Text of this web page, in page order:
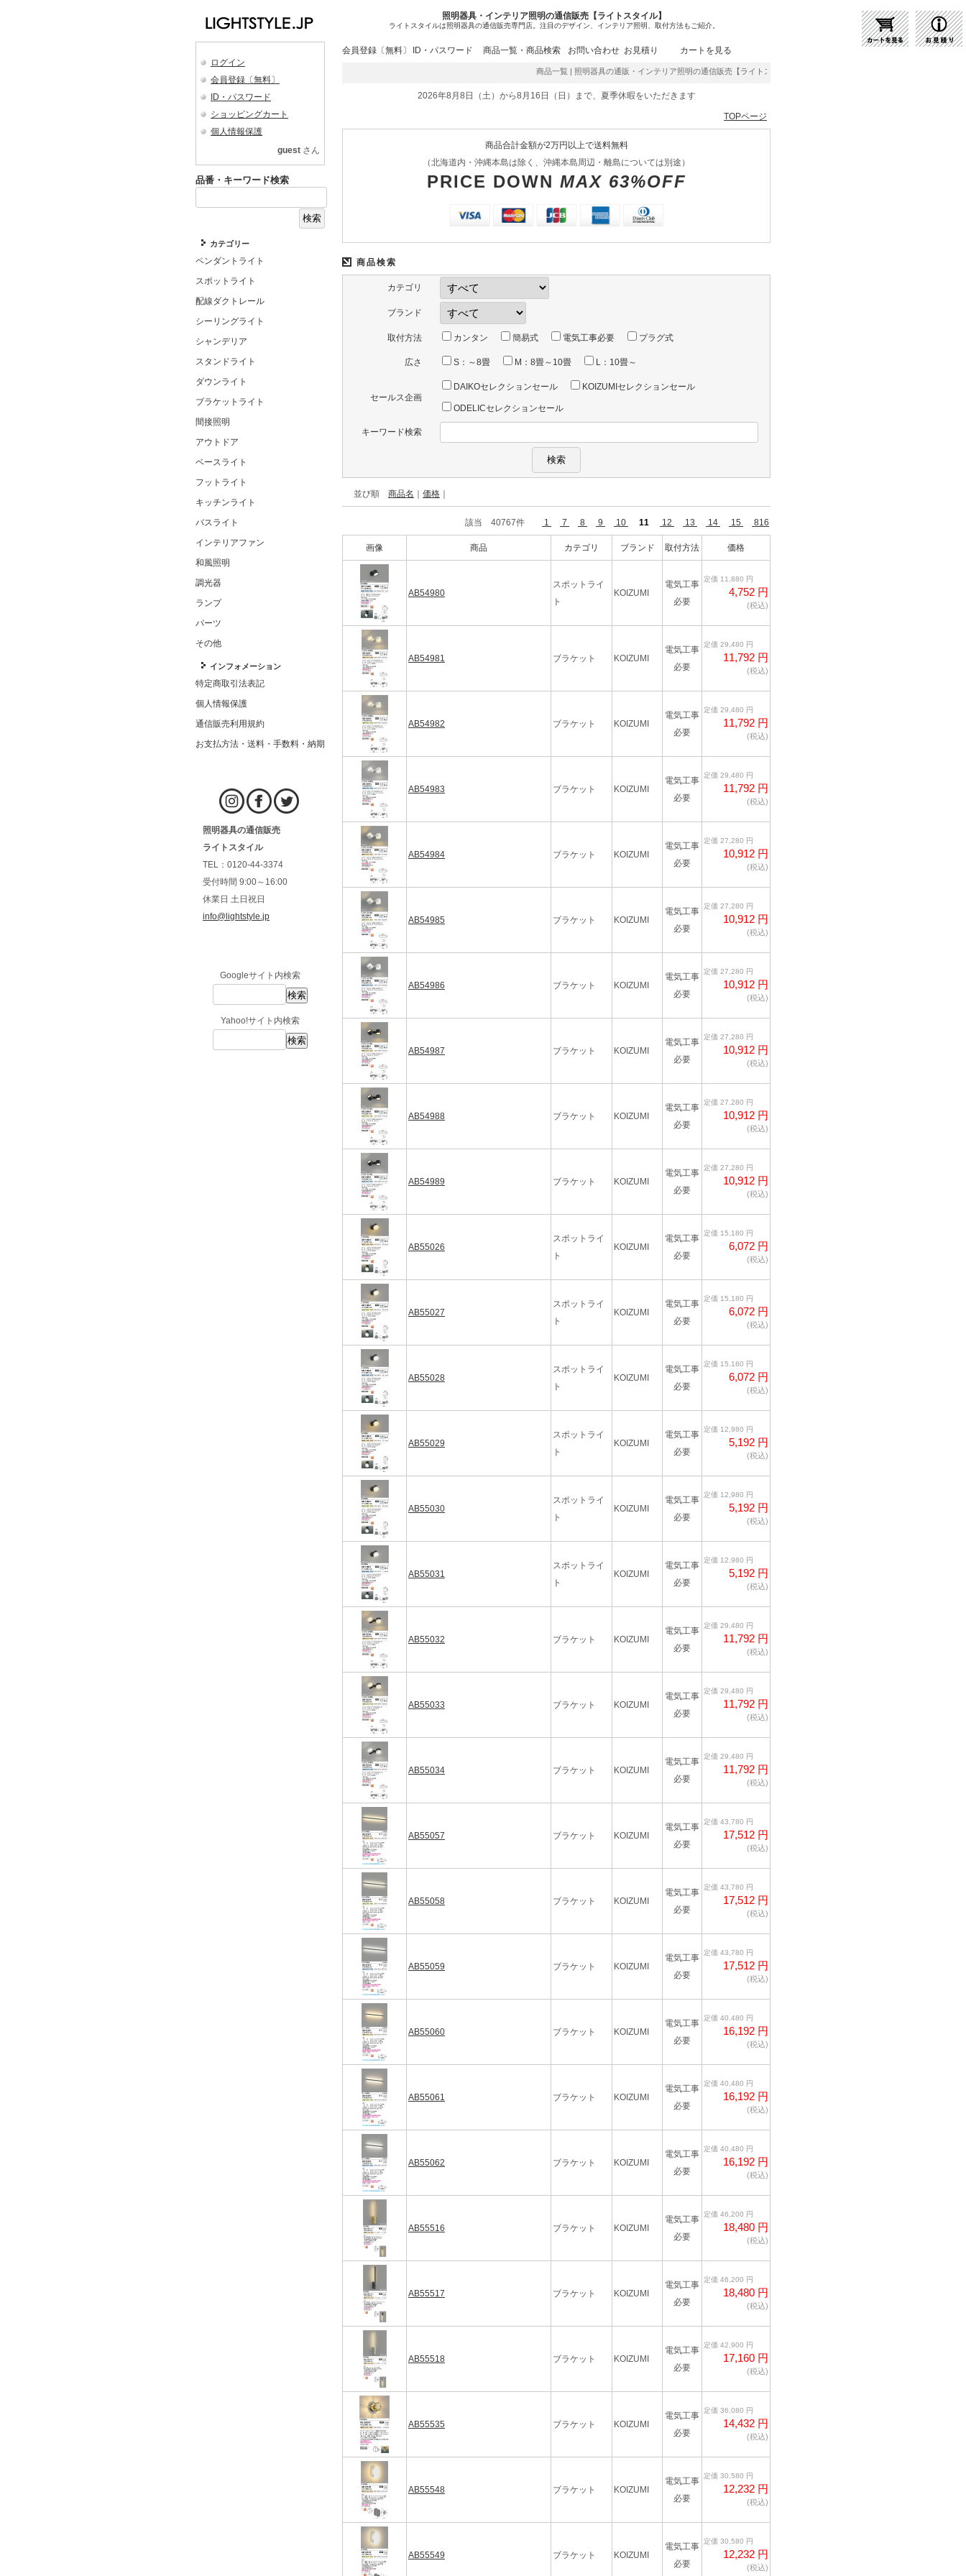
照明器具・インテリア照明の通信販売【ライトスタイル】
ライトスタイルは照明器具の通信販売専門店。注目のデザイン、インテリア照明、取付方法もご紹介。
ログイン
会員登録〔無料〕
ID・パスワード
ショッピングカート
個人情報保護
guest さん
品番・キーワード検索
カテゴリー
ペンダントライト
スポットライト
配線ダクトレール
シーリングライト
シャンデリア
スタンドライト
ダウンライト
ブラケットライト
間接照明
アウトドア
ベースライト
フットライト
キッチンライト
バスライト
インテリアファン
和風照明
調光器
ランプ
パーツ
その他
インフォメーション
特定商取引法表記
個人情報保護
通信販売利用規約
お支払方法・送料・手数料・納期
照明器具の通信販売
ライトスタイル
TEL：0120-44-3374
受付時間 9:00～16:00
休業日 土日祝日
info@lightstyle.jp
Googleサイト内検索
Yahoo!サイト内検索
会員登録〔無料〕 ID・パスワード 商品一覧・商品検索 お問い合わせ お見積り カートを見る
商品一覧 | 照明器具の通販・インテリア照明の通信販売【ライトスタイル】激安・格安価格にてご提供中！
2026年8月8日（土）から8月16日（日）まで、夏季休暇をいただきます
TOPページ
商品合計金額が2万円以上で送料無料
（北海道内・沖縄本島は除く、沖縄本島周辺・離島については別途）
PRICE DOWN MAX 63%OFF
商品検索
カテゴリ
ブランド
取付方法 カンタン 簡易式 電気工事必要 プラグ式
広さ S：～8畳 M：8畳～10畳 L：10畳～
セールス企画
DAIKOセレクションセール KOIZUMIセレクションセール
ODELICセレクションセール
キーワード検索
並び順 商品名 ｜ 価格 ｜
該当 40767件 1 7 8 9 10 11 12 13 14 15 816
画像 商品 カテゴリ ブランド 取付方法 価格
AB54980
スポットライ
ト
KOIZUMI
電気工事
必要
定価 11,880 円
4,752 円
(税込)
AB54981 ブラケット KOIZUMI
電気工事
必要
定価 29,480 円
11,792 円
(税込)
AB54982 ブラケット KOIZUMI
電気工事
必要
定価 29,480 円
11,792 円
(税込)
AB54983 ブラケット KOIZUMI
電気工事
必要
定価 29,480 円
11,792 円
(税込)
AB54984 ブラケット KOIZUMI
電気工事
必要
定価 27,280 円
10,912 円
(税込)
AB54985 ブラケット KOIZUMI
電気工事
必要
定価 27,280 円
10,912 円
(税込)
AB54986 ブラケット KOIZUMI
電気工事
必要
定価 27,280 円
10,912 円
(税込)
AB54987 ブラケット KOIZUMI
電気工事
必要
定価 27,280 円
10,912 円
(税込)
AB54988 ブラケット KOIZUMI
電気工事
必要
定価 27,280 円
10,912 円
(税込)
AB54989 ブラケット KOIZUMI
電気工事
必要
定価 27,280 円
10,912 円
(税込)
AB55026
スポットライ
ト
KOIZUMI
電気工事
必要
定価 15,180 円
6,072 円
(税込)
AB55027
スポットライ
ト
KOIZUMI
電気工事
必要
定価 15,180 円
6,072 円
(税込)
AB55028
スポットライ
ト
KOIZUMI
電気工事
必要
定価 15,180 円
6,072 円
(税込)
AB55029
スポットライ
ト
KOIZUMI
電気工事
必要
定価 12,980 円
5,192 円
(税込)
AB55030
スポットライ
ト
KOIZUMI
電気工事
必要
定価 12,980 円
5,192 円
(税込)
AB55031
スポットライ
ト
KOIZUMI
電気工事
必要
定価 12,980 円
5,192 円
(税込)
AB55032 ブラケット KOIZUMI
電気工事
必要
定価 29,480 円
11,792 円
(税込)
AB55033 ブラケット KOIZUMI
電気工事
必要
定価 29,480 円
11,792 円
(税込)
AB55034 ブラケット KOIZUMI
電気工事
必要
定価 29,480 円
11,792 円
(税込)
AB55057 ブラケット KOIZUMI
電気工事
必要
定価 43,780 円
17,512 円
(税込)
AB55058 ブラケット KOIZUMI
電気工事
必要
定価 43,780 円
17,512 円
(税込)
AB55059 ブラケット KOIZUMI
電気工事
必要
定価 43,780 円
17,512 円
(税込)
AB55060 ブラケット KOIZUMI
電気工事
必要
定価 40,480 円
16,192 円
(税込)
AB55061 ブラケット KOIZUMI
電気工事
必要
定価 40,480 円
16,192 円
(税込)
AB55062 ブラケット KOIZUMI
電気工事
必要
定価 40,480 円
16,192 円
(税込)
AB55516 ブラケット KOIZUMI
電気工事
必要
定価 46,200 円
18,480 円
(税込)
AB55517 ブラケット KOIZUMI
電気工事
必要
定価 46,200 円
18,480 円
(税込)
AB55518 ブラケット KOIZUMI
電気工事
必要
定価 42,900 円
17,160 円
(税込)
AB55535 ブラケット KOIZUMI
電気工事
必要
定価 36,080 円
14,432 円
(税込)
AB55548 ブラケット KOIZUMI
電気工事
必要
定価 30,580 円
12,232 円
(税込)
AB55549 ブラケット KOIZUMI
電気工事
必要
定価 30,580 円
12,232 円
(税込)